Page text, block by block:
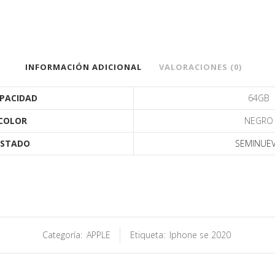
INFORMACIÓN ADICIONAL VALORACIONES (0)
64GB
NEGRO
Categoría: APPLE Etiqueta: Iphone se 2020